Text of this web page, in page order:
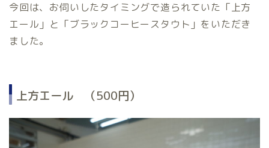
今回は、お伺いしたタイミングで造られていた「上方
エール」と「ブラックコーヒースタウト」をいただき
ました。
上方エール （500円）